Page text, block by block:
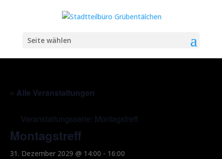
Seite wählen
« Alle Veranstaltungen
Veranstaltungsserie: Montagstreff
Montagstreff
31. Dezember 2029 @ 14:00 - 16:00